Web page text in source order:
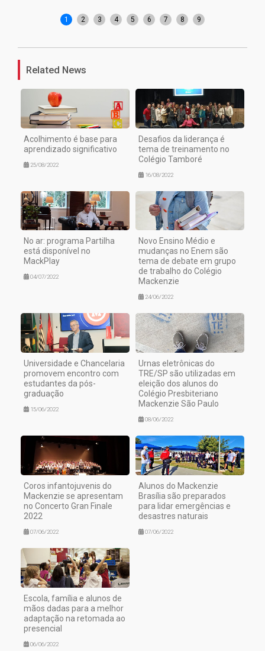
1 2 3 4 5 6 7 8 9
Related News
Acolhimento é base para
aprendizado significativo
25/08/2022
Desafios da liderança é
tema de treinamento no
Colégio Tamboré
16/08/2022
No ar: programa Partilha
está disponível no
MackPlay
04/07/2022
Novo Ensino Médio e
mudanças no Enem são
tema de debate em grupo
de trabalho do Colégio
Mackenzie
24/06/2022
Universidade e Chancelaria
promovem encontro com
estudantes da pós-
graduação
15/06/2022
Urnas eletrônicas do
TRE/SP são utilizadas em
eleição dos alunos do
Colégio Presbiteriano
Mackenzie São Paulo
08/06/2022
Coros infantojuvenis do
Mackenzie se apresentam
no Concerto Gran Finale
2022
07/06/2022
Alunos do Mackenzie
Brasília são preparados
para lidar emergências e
desastres naturais
07/06/2022
Escola, família e alunos de
mãos dadas para a melhor
adaptação na retomada ao
presencial
06/06/2022